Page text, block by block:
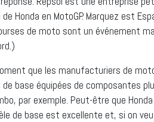
Honda en MotoGP. Marquez est
de moto sont un événement
que les manufacturiers de
base équipées de composantes
par exemple. Peut-être que
de base est excellente et, si on